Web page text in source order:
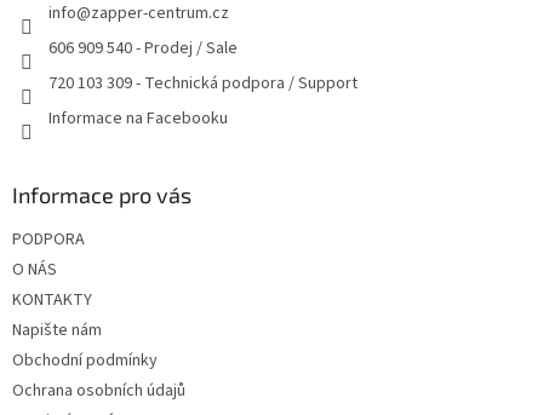
info@zapper-centrum.cz
606 909 540 - Prodej / Sale
720 103 309 - Technická podpora / Support
Informace na Facebooku
Informace pro vás
PODPORA
O NÁS
KONTAKTY
Napište nám
Obchodní podmínky
Ochrana osobních údajů